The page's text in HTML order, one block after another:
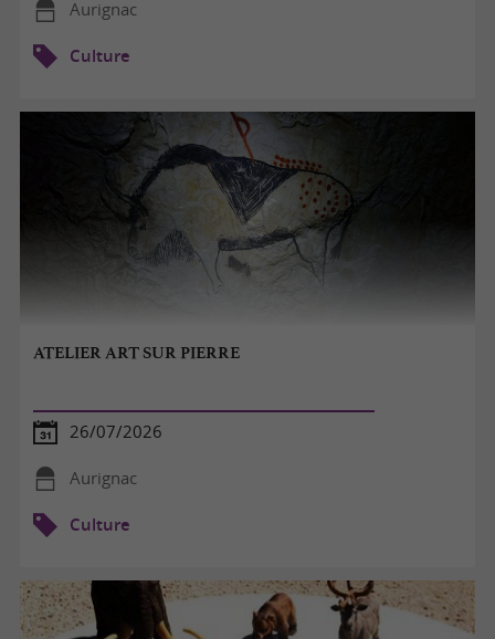
Aurignac
Culture
ATELIER ART SUR PIERRE
26/07/2026
Aurignac
Culture